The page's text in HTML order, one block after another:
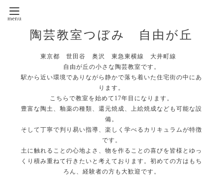
陶芸教室つぼみ 自由が丘
東京都 世田谷 奥沢 東急東横線 大井町線
自由が丘の小さな陶芸教室です。
駅から近い環境でありながら静かで落ち着いた住宅街の中にあ
ります。
こちらで教室を始めて17年目になります。
豊富な陶土、釉薬の種類、還元焼成、上絵焼成なども可能な設
備。
そして丁寧で判り易い指導、楽しく学べるカリキュラムが特徴
です。
土に触れることの心地よさ、物を作ることの喜びを皆様とゆっ
くり積み重ねて行きたいと考えております。初めての方はもち
ろん、経験者の方も大歓迎です。